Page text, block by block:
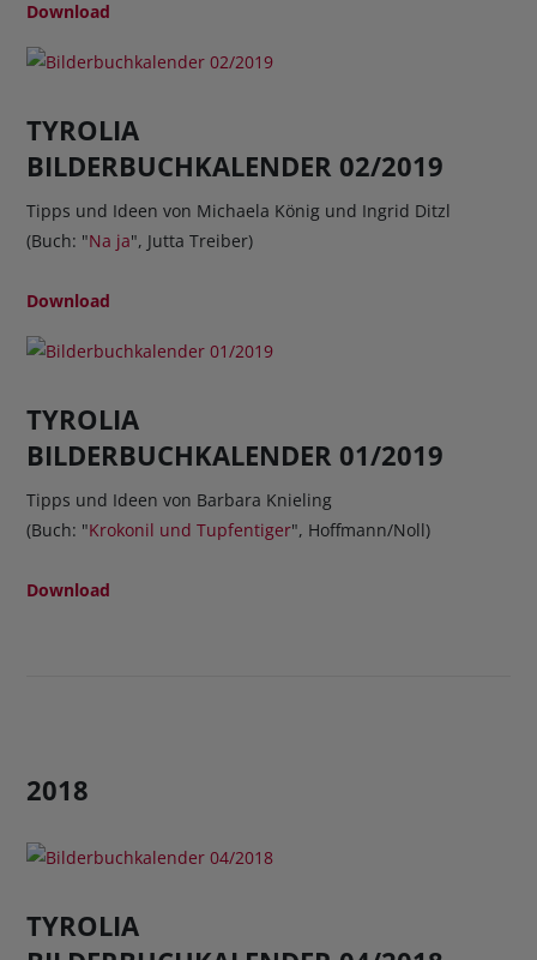
Download
TYROLIA
BILDERBUCHKALENDER 02/2019
Tipps und Ideen von Michaela König und Ingrid Ditzl
(Buch: "Na ja", Jutta Treiber)
Download
TYROLIA
BILDERBUCHKALENDER 01/2019
Tipps und Ideen von Barbara Knieling
(Buch: "Krokonil und Tupfentiger", Hoffmann/Noll)
Download
2018
TYROLIA